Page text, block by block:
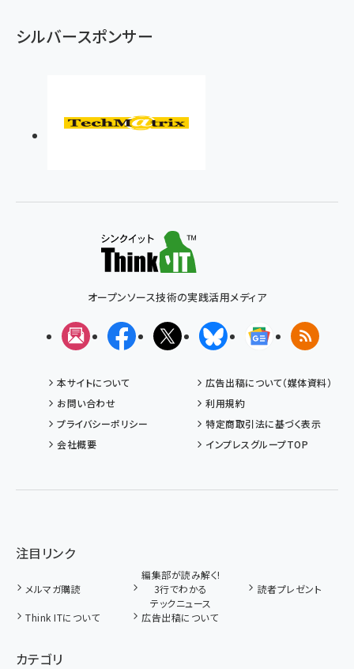
シルバースポンサー
オープンソース技術の実践活用メディア
メルマガFacebookX(エックス)BlueskyGoogleニュ
RSS
本サイトについて
広告出稿について（媒体資料）
お問い合わせ
利用規約
プライバシーポリシー
特定商取引法に基づく表示
会社概要
インプレスグループTOP
注目リンク
メルマガ購読
編集部が読み解く!
3行でわかる
テックニュース
読者プレゼント
Think ITについて 広告出稿について
カテゴリ